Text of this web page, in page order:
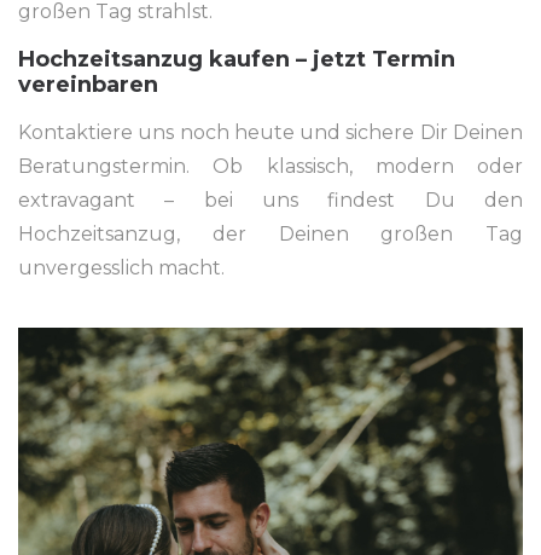
großen Tag strahlst.
Hochzeitsanzug kaufen – jetzt Termin
vereinbaren
Kontaktiere uns noch heute und sichere Dir Deinen
Beratungstermin. Ob klassisch, modern oder
extravagant – bei uns findest Du den
Hochzeitsanzug, der Deinen großen Tag
unvergesslich macht.